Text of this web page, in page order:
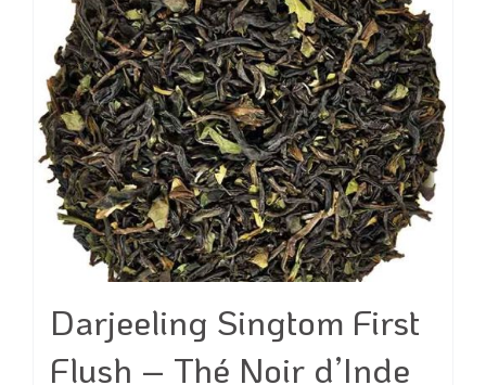
plusieurs
variations.
Les
options
peuvent
être
choisies
sur
la
page
du
produit
Darjeeling Singtom First
Flush – Thé Noir d’Inde